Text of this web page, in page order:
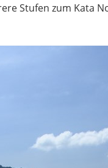
Stufen zum Kata